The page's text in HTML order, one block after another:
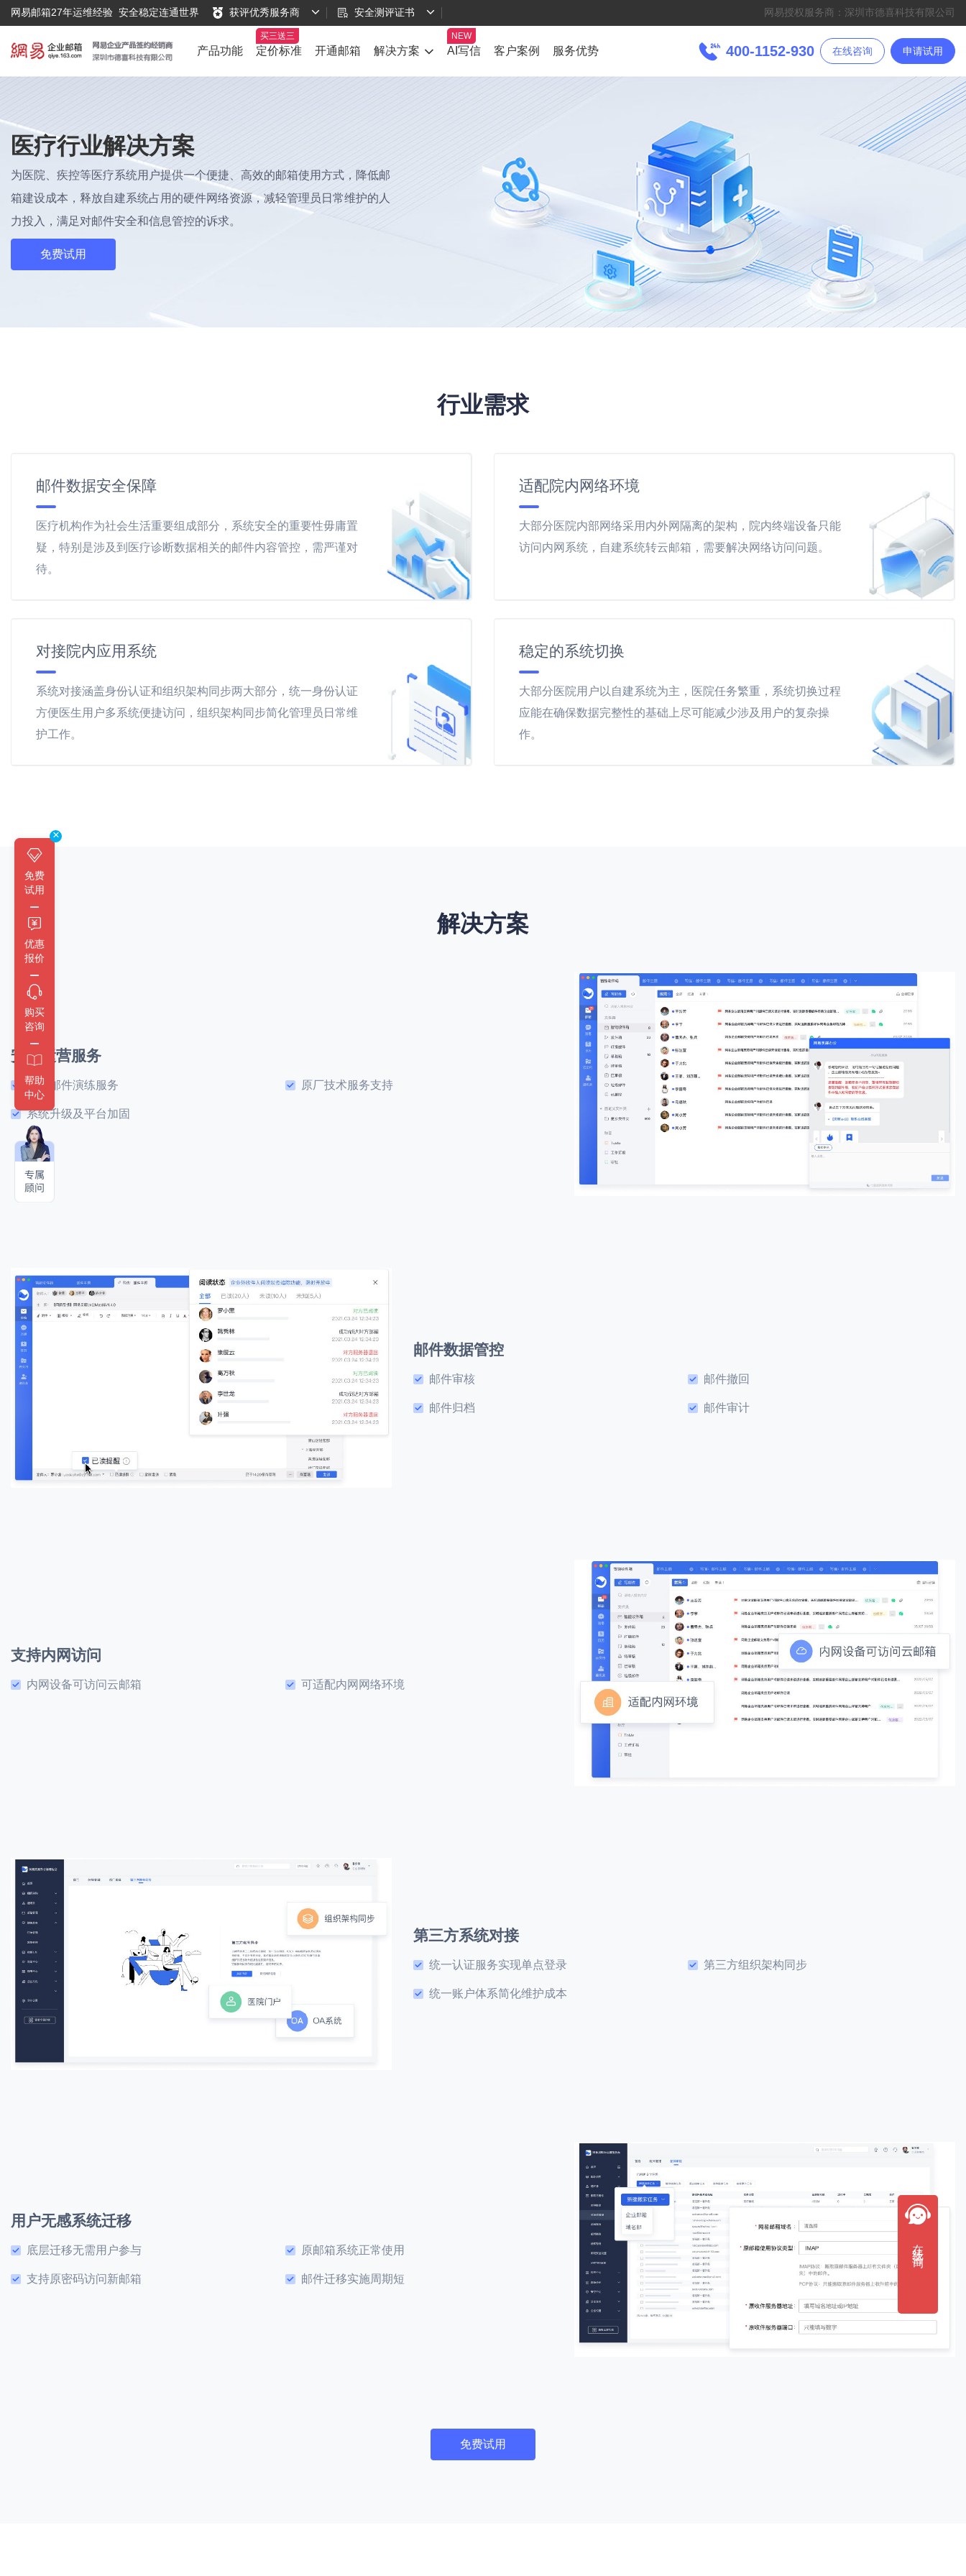
网易邮箱27年运维经验 安全稳定连通世界 获评优秀服务商 安全测评证书 网易授权服务商：深圳市德喜科技有限公司
产品功能 定价标准 开通邮箱 解决方案 AI写信 客户案例 服务优势 400-1152-930 在线咨询 申请试用
医疗行业解决方案
为医院、疾控等医疗系统用户提供一个便捷、高效的邮箱使用方式，降低邮
箱建设成本，释放自建系统占用的硬件网络资源，减轻管理员日常维护的人
力投入，满足对邮件安全和信息管控的诉求。
免费试用
行业需求
邮件数据安全保障
医疗机构作为社会生活重要组成部分，系统安全的重要性毋庸置
疑，特别是涉及到医疗诊断数据相关的邮件内容管控，需严谨对
待。
适配院内网络环境
大部分医院内部网络采用内外网隔离的架构，院内终端设备只能
访问内网系统，自建系统转云邮箱，需要解决网络访问问题。
对接院内应用系统
系统对接涵盖身份认证和组织架构同步两大部分，统一身份认证
方便医生用户多系统便捷访问，组织架构同步简化管理员日常维
护工作。
稳定的系统切换
大部分医院用户以自建系统为主，医院任务繁重，系统切换过程
应能在确保数据完整性的基础上尽可能减少涉及用户的复杂操
作。
解决方案
安全运营服务
钓鱼邮件演练服务 原厂技术服务支持
系统升级及平台加固
邮件数据管控
邮件审核 邮件撤回
邮件归档 邮件审计
支持内网访问
内网设备可访问云邮箱 可适配内网网络环境
第三方系统对接
统一认证服务实现单点登录 第三方组织架构同步
统一账户体系简化维护成本
用户无感系统迁移
底层迁移无需用户参与 原邮箱系统正常使用
支持原密码访问新邮箱 邮件迁移实施周期短
免费试用
×
免费
试用
优惠
报价
购买
咨询
帮助
中心
在线咨询